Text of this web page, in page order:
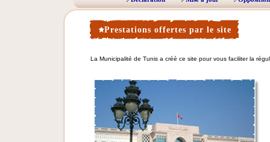
Prestations offertes par le site
La Municipalité de Tunis a créé ce site pour vous faciliter la